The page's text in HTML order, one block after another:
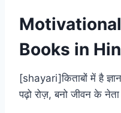
Books in
[shayari]किताबों में है
पढ़ो रोज़, बनो जीवन के